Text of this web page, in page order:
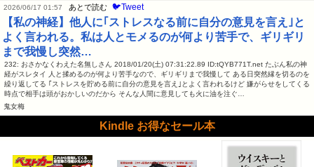
2026/06/17 01:57 あとで読む 🐦Tweet
【私の神経】他人に｢ストレスなる前に自分の意見を言え｣と
よく言われる。私は人とモメるのが何より苦手で、ギリギリ
まで我慢し突然…
232: おさかなくわえた名無しさん 2018/01/20(土) 07:31:22.89 ID:tQYB771T.net たぶん私の神
経がスレタイ 人と揉めるのが何より苦手なので、ギリギリまで我慢して ある日突然縁を切るのを
繰り返してる ｢ストレスを貯める前に自分の意見を言え｣とよく言われるけど 嫌がらせをしてくる
時点で相手は頭がおかしいのだから そんな人間に意見しても火に油を注ぐ…
鬼女梅
Kindle お得なセール本